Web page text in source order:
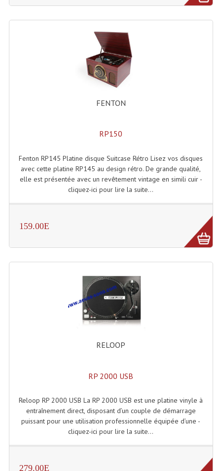
Enceintes Hifi
Enceintes Monitoring
Filtres Actifs, Correcteurs
Filtres Passifs
Haut-Parleurs Amplis Guitare
Moteurs Pavillons Pour Enceinte
Lecteurs Cd À Plats Lecteur MP3
Lecteurs Double Cd Mixage Intégrée
Lecteurs Double Cd MP3
Digital Package Et Logiciel
Enregistreur Numérique
Platines Dvd Pour Dj
FENTON
RP150
Fenton RP145 Platine disque Suitcase Rétro Lisez vos disques
avec cette platine RP145 au design rétro. De grande qualité,
elle est présentée avec un revêtement vintage en simili cuir -
cliquez-ici pour lire la suite...
159.00E
RELOOP
RP 2000 USB
Reloop RP 2000 USB La RP 2000 USB est une platine vinyle à
entraînement direct, disposant d’un couple de démarrage
puissant pour une utilisation professionnelle équipée d’une -
cliquez-ici pour lire la suite...
279.00E